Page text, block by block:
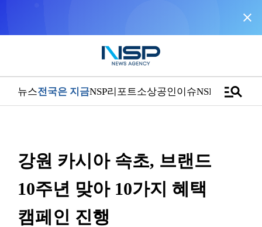
close
뉴스전국은 지금NSP리포트소상공인이슈NSPTVmanage_search
강원 카시아 속초, 브랜드
10주년 맞아 10가지 혜택
캠페인 진행